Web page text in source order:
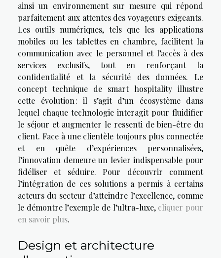
ainsi un environnement sur mesure qui répond
parfaitement aux attentes des voyageurs exigeants.
Les outils numériques, tels que les applications
mobiles ou les tablettes en chambre, facilitent la
communication avec le personnel et l’accès à des
services exclusifs, tout en renforçant la
confidentialité et la sécurité des données. Le
concept technique de smart hospitality illustre
cette évolution : il s’agit d’un écosystème dans
lequel chaque technologie interagit pour fluidifier
le séjour et augmenter le ressenti de bien-être du
client. Face à une clientèle toujours plus connectée
et en quête d’expériences personnalisées,
l’innovation demeure un levier indispensable pour
fidéliser et séduire. Pour découvrir comment
l’intégration de ces solutions a permis à certains
acteurs du secteur d’atteindre l’excellence, comme
le démontre l’exemple de l’ultra-luxe, cliquer pour
en savoir plus.
Design et architecture